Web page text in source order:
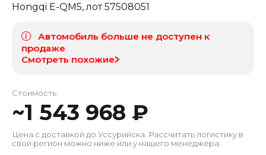
Hongqi E-QM5, лот57508051
Автомобиль больше не доступен к
продаже
Смотреть похожие
Стоимость:
~1 543 968 ₽
Цена с доставкой до Уссурийска . Рассчитать логистику в
свой регион можно ниже или у нашего менеджера.